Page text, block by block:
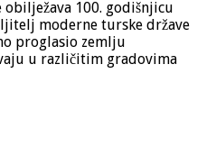
obilježava 100. godišnjicu
moderne turske države
proglasio zemlju
u različitim gradovima